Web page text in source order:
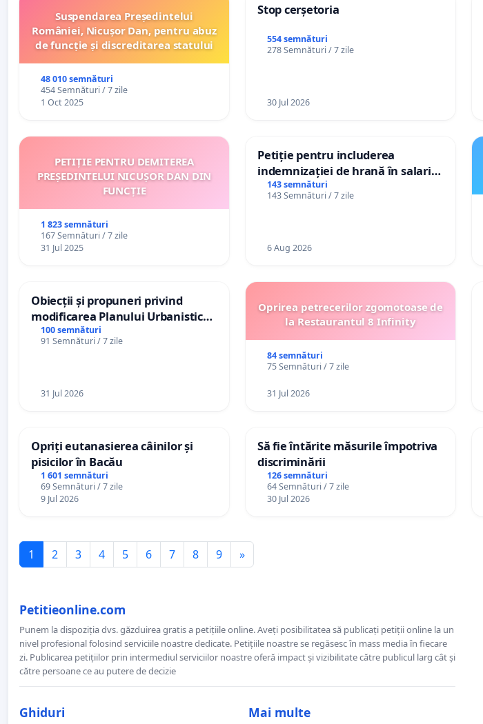
Suspendarea Președintelui
României, Nicușor Dan, pentru abuz
de funcție și discreditarea statului
48 010 semnături
454 Semnături / 7 zile
1 Oct 2025
Stop cerșetoria
554 semnături
278 Semnături / 7 zile
30 Jul 2026
PETIȚIE PENTRU DEMITEREA
PREȘEDINTELUI NICUȘOR DAN DIN
FUNCȚIE
1 823 semnături
167 Semnături / 7 zile
31 Jul 2025
Petiție pentru includerea
indemnizației de hrană în salariul
de bază și protejarea gradațiilor
de vechime pentru asistenții
143 semnături
143 Semnături / 7 zile
6 Aug 2026
Obiecții și propuneri privind
modificarea Planului Urbanistic
General al orașului Ialoveni
100 semnături
91 Semnături / 7 zile
31 Jul 2026
Oprirea petrecerilor zgomotoase de
la Restaurantul 8 Infinity
84 semnături
75 Semnături / 7 zile
31 Jul 2026
Opriți eutanasierea câinilor și
pisicilor în Bacău
1 601 semnături
69 Semnături / 7 zile
9 Jul 2026
Să fie întărite măsurile împotriva
discriminării
126 semnături
64 Semnături / 7 zile
30 Jul 2026
1 2 3 4 5 6 7 8 9 »
Petitieonline.com
Punem la dispoziția dvs. găzduirea gratis a petițiile online. Aveți posibilitatea să publicați petiții online la un
nivel profesional folosind serviciile noastre dedicate. Petițiile noastre se regăsesc în mass media în fiecare
zi. Publicarea petițiilor prin intermediul serviciilor noastre oferă impact și vizibilitate către publicul larg cât și
către persoane ce au putere de decizie
Ghiduri Mai multe